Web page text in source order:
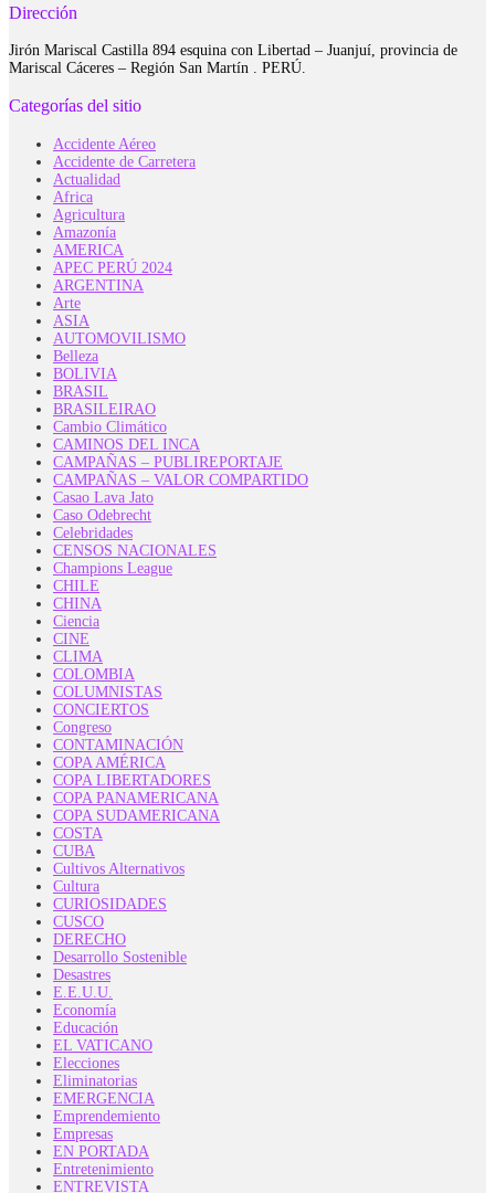
Dirección
Jirón Mariscal Castilla 894 esquina con Libertad – Juanjuí, provincia de
Mariscal Cáceres – Región San Martín . PERÚ.
Categorías del sitio
Accidente Aéreo
Accidente de Carretera
Actualidad
Africa
Agricultura
Amazonía
AMERICA
APEC PERÚ 2024
ARGENTINA
Arte
ASIA
AUTOMOVILISMO
Belleza
BOLIVIA
BRASIL
BRASILEIRAO
Cambio Climático
CAMINOS DEL INCA
CAMPAÑAS – PUBLIREPORTAJE
CAMPAÑAS – VALOR COMPARTIDO
Casao Lava Jato
Caso Odebrecht
Celebridades
CENSOS NACIONALES
Champions League
CHILE
CHINA
Ciencia
CINE
CLIMA
COLOMBIA
COLUMNISTAS
CONCIERTOS
Congreso
CONTAMINACIÓN
COPA AMÉRICA
COPA LIBERTADORES
COPA PANAMERICANA
COPA SUDAMERICANA
COSTA
CUBA
Cultivos Alternativos
Cultura
CURIOSIDADES
CUSCO
DERECHO
Desarrollo Sostenible
Desastres
E.E.U.U.
Economía
Educación
EL VATICANO
Elecciones
Eliminatorias
EMERGENCIA
Emprendemiento
Empresas
EN PORTADA
Entretenimiento
ENTREVISTA